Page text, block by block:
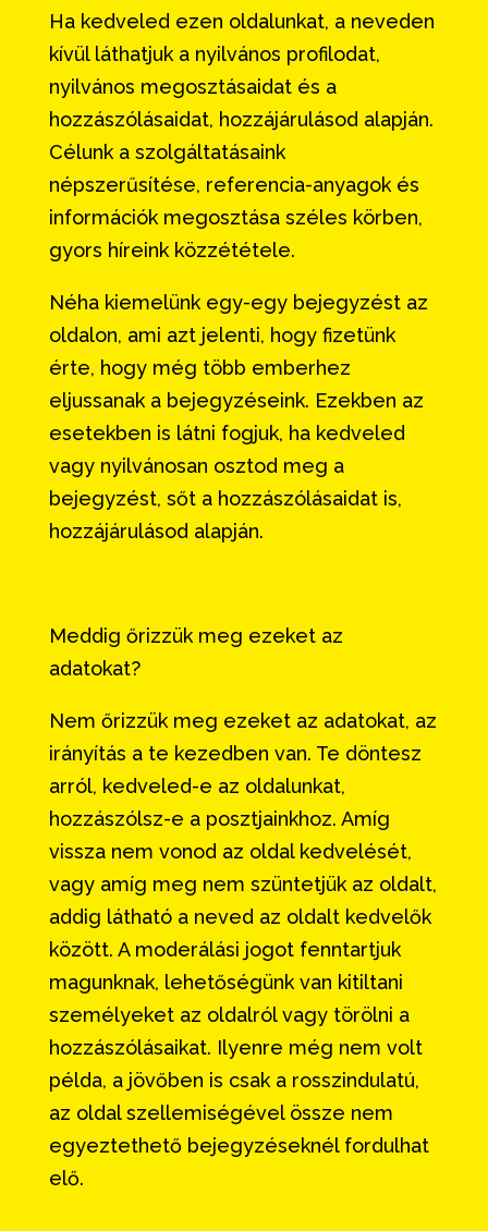
Ha kedveled ezen oldalunkat, a neveden
kívül láthatjuk a nyilvános profilodat,
nyilvános megosztásaidat és a
hozzászólásaidat, hozzájárulásod alapján.
Célunk a szolgáltatásaink
népszerűsítése, referencia-anyagok és
információk megosztása széles körben,
gyors híreink közzététele.
Néha kiemelünk egy-egy bejegyzést az
oldalon, ami azt jelenti, hogy fizetünk
érte, hogy még több emberhez
eljussanak a bejegyzéseink. Ezekben az
esetekben is látni fogjuk, ha kedveled
vagy nyilvánosan osztod meg a
bejegyzést, sőt a hozzászólásaidat is,
hozzájárulásod alapján.
Meddig őrizzük meg ezeket az
adatokat?
Nem őrizzük meg ezeket az adatokat, az
irányítás a te kezedben van. Te döntesz
arról, kedveled-e az oldalunkat,
hozzászólsz-e a posztjainkhoz. Amíg
vissza nem vonod az oldal kedvelését,
vagy amíg meg nem szüntetjük az oldalt,
addig látható a neved az oldalt kedvelők
között. A moderálási jogot fenntartjuk
magunknak, lehetőségünk van kitiltani
személyeket az oldalról vagy törölni a
hozzászólásaikat. Ilyenre még nem volt
példa, a jövőben is csak a rosszindulatú,
az oldal szellemiségével össze nem
egyeztethető bejegyzéseknél fordulhat
elő.